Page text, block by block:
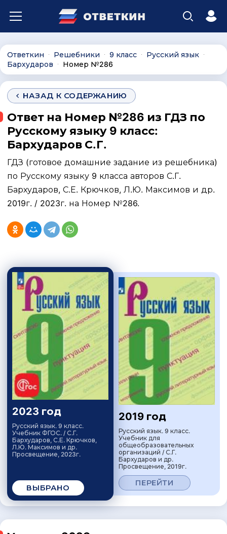
Ответкин ∙ Решебники ∙ 9 класс ∙ Русский язык ∙
Бархударов ∙ Номер №286
НАЗАД К СОДЕРЖАНИЮ
Ответ на Номер №286 из ГДЗ по
Русскому языку 9 класс:
Бархударов С.Г.
ГДЗ (готовое домашние задание из решебника)
по Русскому языку 9 класса авторов С.Г.
Бархударов, С.Е. Крючков, Л.Ю. Максимов и др.
2019г. / 2023г. на Номер №286.
2023 год
Русский язык. 9 класс.
Учебник ФГОС. / С.Г.
Бархударов, С.Е. Крючков,
Л.Ю. Максимов и др.
Просвещение, 2023г.
ВЫБРАНО
2019 год
Русский язык. 9 класс.
Учебник для
общеобразовательных
организаций / С.Г.
Бархударов и др.
Просвещение, 2019г.
ПЕРЕЙТИ